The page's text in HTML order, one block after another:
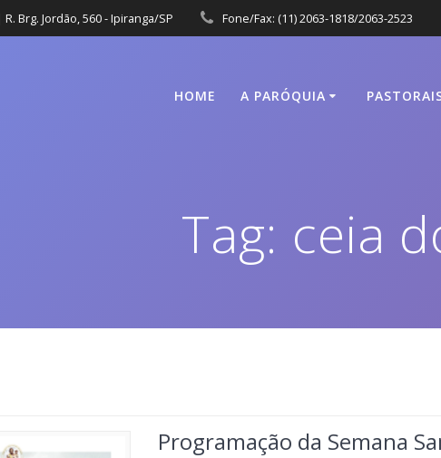
Brg. Jordão, 560 - Ipiranga/SP Fone/Fax: (11) 2063-1818/2063-2523
HOME A PARÓQUIA
Tag: ceia
Programação da Semana